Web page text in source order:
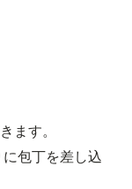
ます。
包丁を差し込